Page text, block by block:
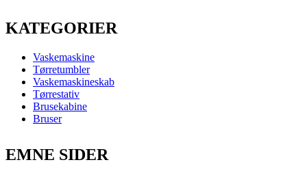
KATEGORIER
Vaskemaskine
Tørretumbler
Vaskemaskineskab
Tørrestativ
Brusekabine
Bruser
EMNE SIDER